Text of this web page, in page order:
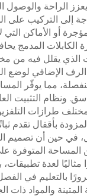
الراحة والوصول
إلى التركيب على
أو الأماكن
الكابلات المدمج
يقلل فيه من
الرف الإضافي لوضع
مما يوفّر
طرازات
بأقفال تقدم
في حين أن تصميم
المتوفرة
مثاليًا لعدة
بالتعليم في
المتينة والمواد ذات